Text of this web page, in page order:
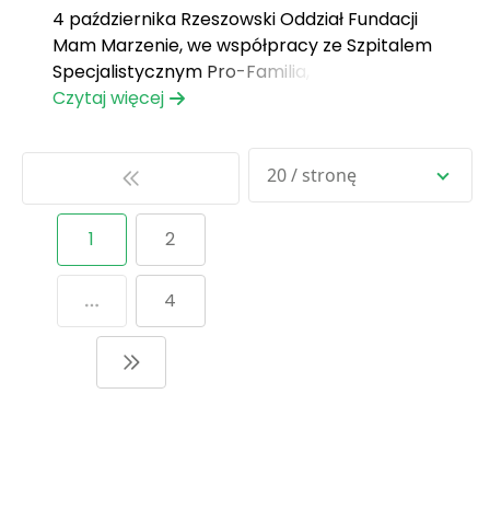
4 października Rzeszowski Oddział Fundacji
Mam Marzenie, we współpracy ze Szpitalem
Specjalistycznym Pro-Familia, zorganizował
Ogólnopolski Dzień Marzeń w Szkole
połączyło edukację zdrowotną, profilaktykę i
ruch z radością i energią dzieci, pokazując,
że dbanie o zdrowie może być ciekawe,
inspirujące i pełne uśmiechu. Na[...]
Czytaj więcej
1 2
4
20 / stronę